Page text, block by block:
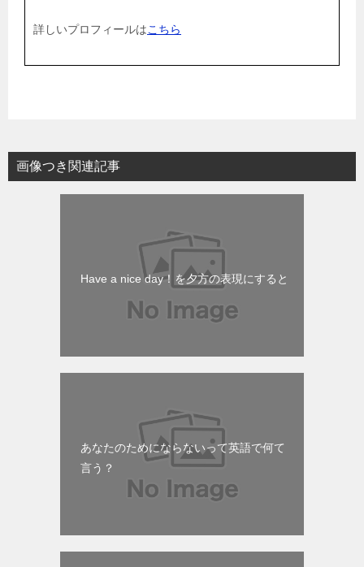
詳しいプロフィールはこちら
画像つき関連記事
Have a nice day！を夕方の表現にすると
あなたのためにならないって英語で何て
言う？